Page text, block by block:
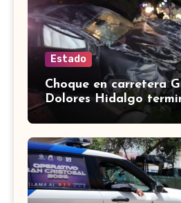
Estado
Choque en carretera
Dolores Hidalgo
volcado y daños